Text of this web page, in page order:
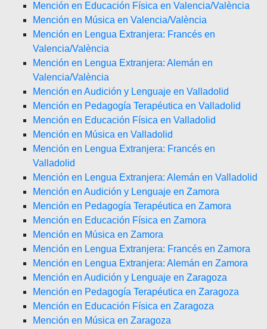
Mención en Educación Física en Valencia/València
Mención en Música en Valencia/València
Mención en Lengua Extranjera: Francés en
Valencia/València
Mención en Lengua Extranjera: Alemán en
Valencia/València
Mención en Audición y Lenguaje en Valladolid
Mención en Pedagogía Terapéutica en Valladolid
Mención en Educación Física en Valladolid
Mención en Música en Valladolid
Mención en Lengua Extranjera: Francés en
Valladolid
Mención en Lengua Extranjera: Alemán en Valladolid
Mención en Audición y Lenguaje en Zamora
Mención en Pedagogía Terapéutica en Zamora
Mención en Educación Física en Zamora
Mención en Música en Zamora
Mención en Lengua Extranjera: Francés en Zamora
Mención en Lengua Extranjera: Alemán en Zamora
Mención en Audición y Lenguaje en Zaragoza
Mención en Pedagogía Terapéutica en Zaragoza
Mención en Educación Física en Zaragoza
Mención en Música en Zaragoza